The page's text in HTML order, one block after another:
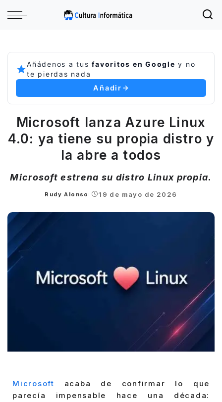
Añádenos a tusfavoritos en Google y no
te pierdas nada
Añadir
Microsoft lanza Azure Linux
4.0: ya tiene su propia distro y
la abre a todos
Microsoft estrena su distro Linux propia.
Posted
Rudy Alonso 19 de mayo de 2026
Microsoft acaba de confirmar lo que
parecía impensable hace una década: